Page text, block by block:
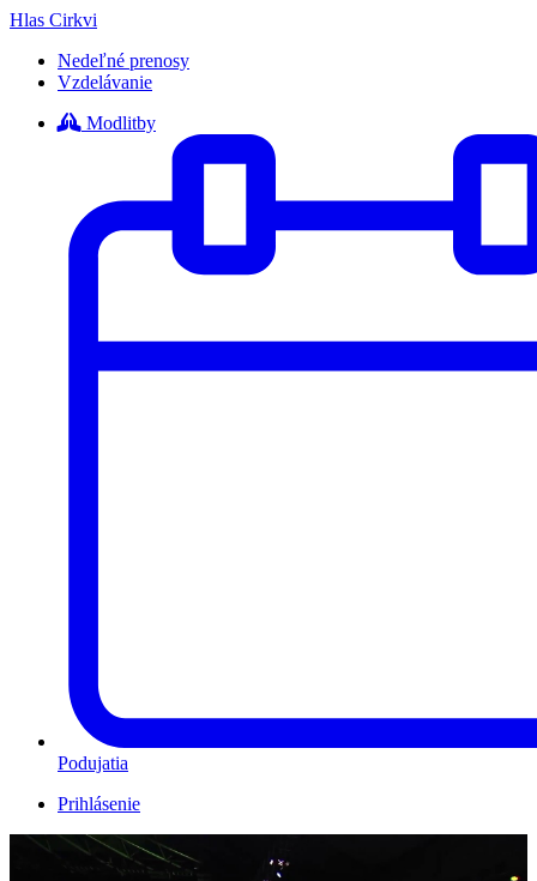
Hlas Cirkvi
Nedeľné prenosy
Vzdelávanie
Modlitby
Podujatia
Prihlásenie